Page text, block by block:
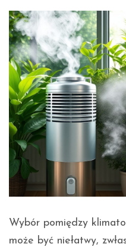
Wybór pomiędzy
może być niełatwy,